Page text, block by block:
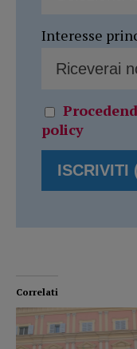
Interesse
policy
Correlati